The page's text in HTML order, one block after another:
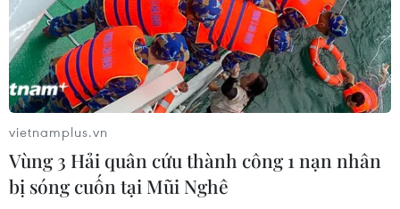
TIN CÙNG CHUYÊN MỤC
Iceland trước cuộc trưng cầu ý dân
về nối lại đàm phán gia nhập EU
vietnamplus.vn
Vùng 3 Hải quân cứu thành công 1 nạn nhân
bị sóng cuốn tại Mũi Nghê